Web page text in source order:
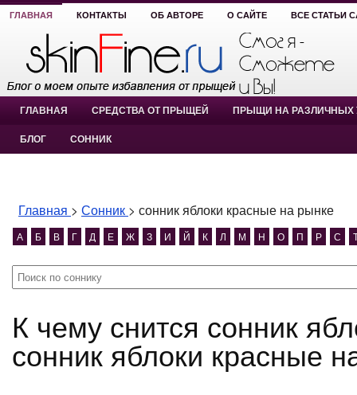
ГЛАВНАЯ КОНТАКТЫ ОБ АВТОРЕ О САЙТЕ ВСЕ СТАТЬИ
ГЛАВНАЯ СРЕДСТВА ОТ ПРЫЩЕЙ ПРЫЩИ НА РАЗЛИЧНЫХ
БЛОГ СОННИК
Главная > Сонник > сонник яблоки красные на рынке
А Б В Г Д Е Ж З И Й К Л М Н О П Р С
К чему снится сонник яблоки красные на рынке?
сонник яблоки красные